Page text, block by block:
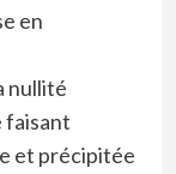
en
nullité
faisant
et précipitée